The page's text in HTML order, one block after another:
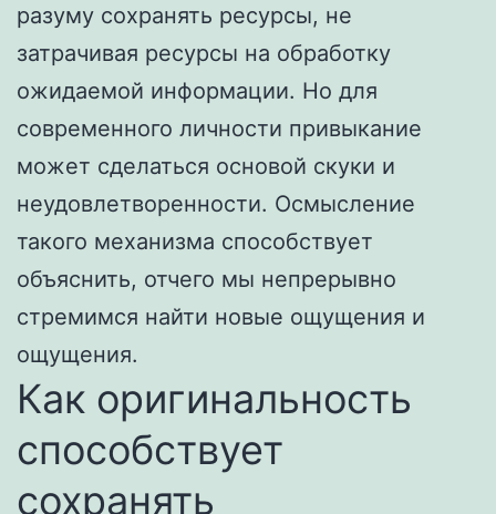
разуму сохранять ресурсы, не
затрачивая ресурсы на обработку
ожидаемой информации. Но для
современного личности привыкание
может сделаться основой скуки и
неудовлетворенности. Осмысление
такого механизма способствует
объяснить, отчего мы непрерывно
стремимся найти новые ощущения и
ощущения.
Как оригинальность
способствует
сохранять